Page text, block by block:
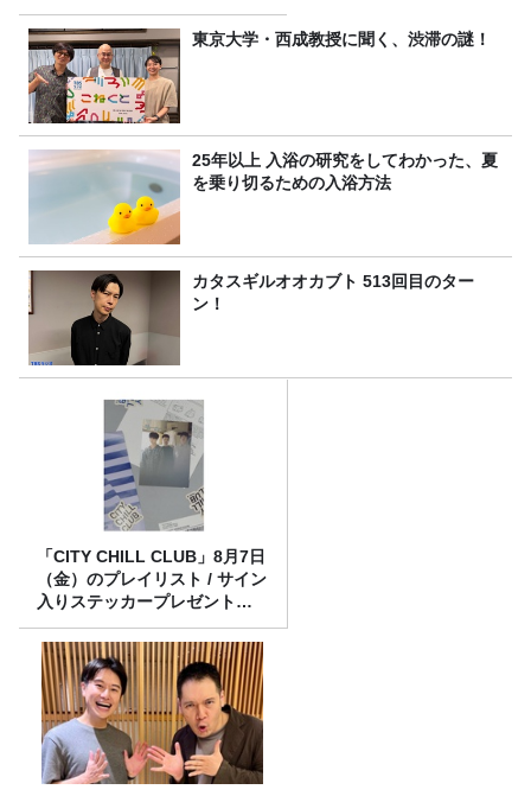
プ】 桃屋のかんたんレシピ
東京大学・西成教授に聞く、渋滞の謎！
25年以上 入浴の研究をしてわかった、夏
を乗り切るための入浴方法
カタスギルオオカブト 513回目のター
ン！
「CITY CHILL CLUB」8月7日
（金）のプレイリスト / サイン
入りステッカープレゼント有
り